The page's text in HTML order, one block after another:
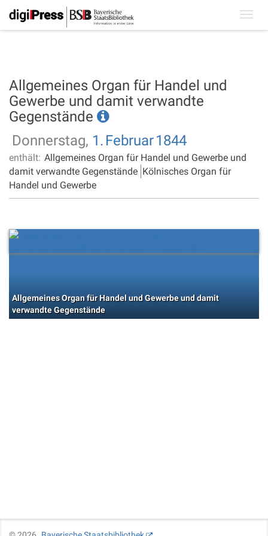
Allgemeines Organ für Handel und
Gewerbe und damit verwandte
Gegenstände
Donnerstag, 1. Februar1844
enthält: Allgemeines Organ für Handel und Gewerbe und
damit verwandte Gegenstände Kölnisches Organ für
Handel und Gewerbe
Allgemeines Organ für Handel und Gewerbe und damit
verwandte Gegenstände